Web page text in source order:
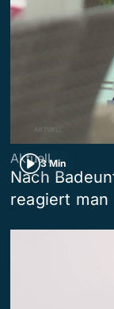
3 Min
Aktuell
Nach
reagiert man